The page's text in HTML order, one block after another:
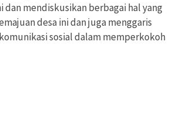
mendiskusikan berbagai hal yang
desa ini dan juga menggaris
sosial dalam memperkokoh